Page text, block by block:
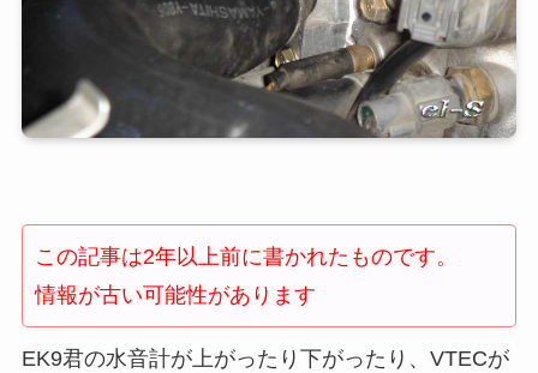
この記事は2年以上前に書かれたものです。
情報が古い可能性があります
EK9君の水音計が上がったり下がったり、VTECが